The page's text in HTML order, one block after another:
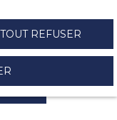
Locataire
TOUT REFUSER